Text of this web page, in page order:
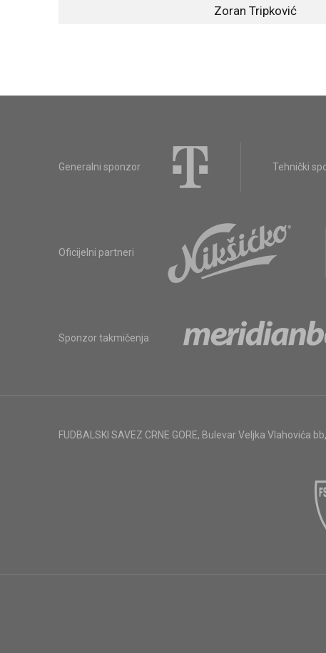
Zoran Tripković
Generalni sponzor Tehnički
Oficijelni partneri
Sponzor takmičenja
FUDBALSKI SAVEZ CRNE GORE, Bulevar Veljka Vlahovića bb,